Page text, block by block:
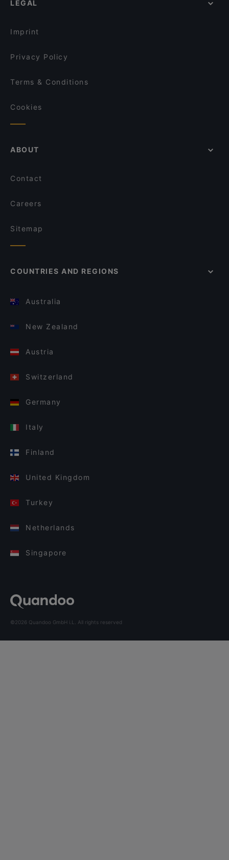
Ristorante degli Artisti
Pizzeria Salvatore Zombino
Palazzo Chigi, Rome
LEGAL
Imprint
Privacy Policy
Terms & Conditions
Cookies
ABOUT
Contact
Careers
Sitemap
COUNTRIES AND REGIONS
Australia
New Zealand
Austria
Switzerland
Germany
Italy
Finland
United Kingdom
Turkey
Netherlands
Singapore
©2026 Quandoo GmbH i.L. All rights reserved